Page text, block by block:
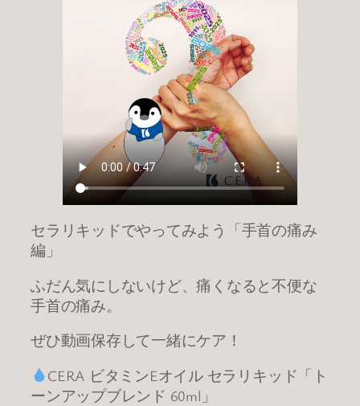
セラリキッドでやってみよう「手首の痛み
編」
ふだん気にしないけど、痛くなると不便な
手首の痛み。
ぜひ動画保存して一緒にケア！
CERA ビタミンEオイル セラリキッド「ト
ーンアップブレンド 60ml」